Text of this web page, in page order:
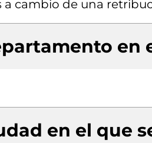
a cambio de una
en
en el que